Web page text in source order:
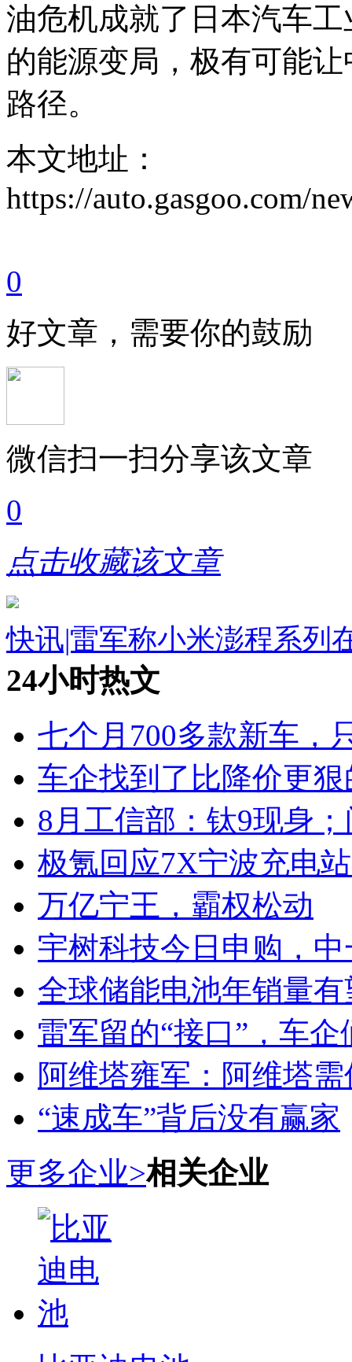
油危机成就了日本汽车
的能源变局，极有可能
路径。
本文地址：
https://auto.gasgoo.com/
0
好文章，需要你的鼓励
微信扫一扫分享该文章
0
点击收藏该文章
快讯|雷军称小米澎程系列
24小时热文
七个月700多款新车，
车企找到了比降价更
8月工信部：钛9现身
极氪回应7X宁波充电
万亿宁王，霸权松动
宇树科技今日申购，
全球储能电池年销量
雷军留的“接口”，车
阿维塔雍军：阿维塔
“速成车”背后没有赢家
更多企业>相关企业